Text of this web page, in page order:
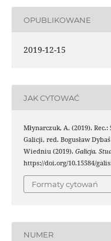
OPUBLIKOWANE
2019-12-15
JAK CYTOWAĆ
Młynarczuk, A. (2019).
Galicji, red. Bogusław
Wiedniu (2019). Galicja.
https://doi.org/10.15584/
Formaty cytowań
NUMER